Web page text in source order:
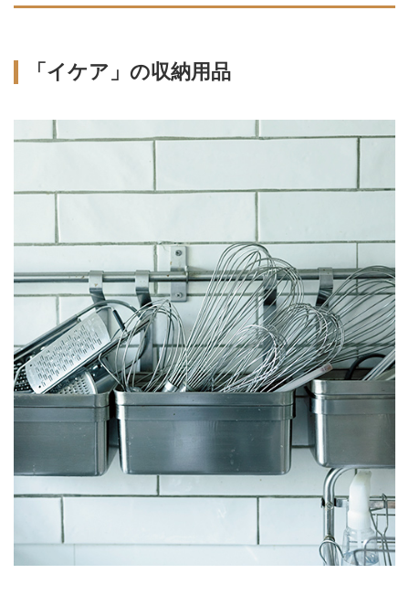
「イケア」の収納用品